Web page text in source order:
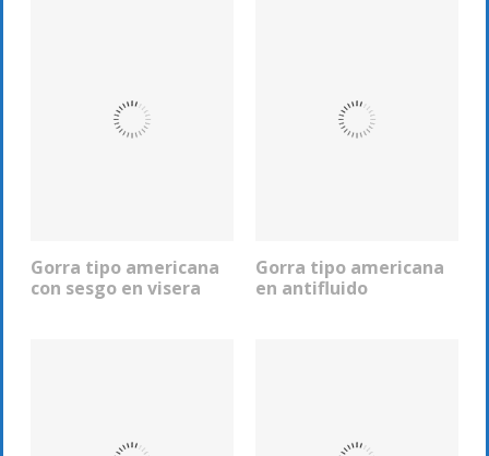
Gorra tipo americana
con sesgo en visera
COTIZAR
Gorra tipo americana
en antifluido
COTIZAR